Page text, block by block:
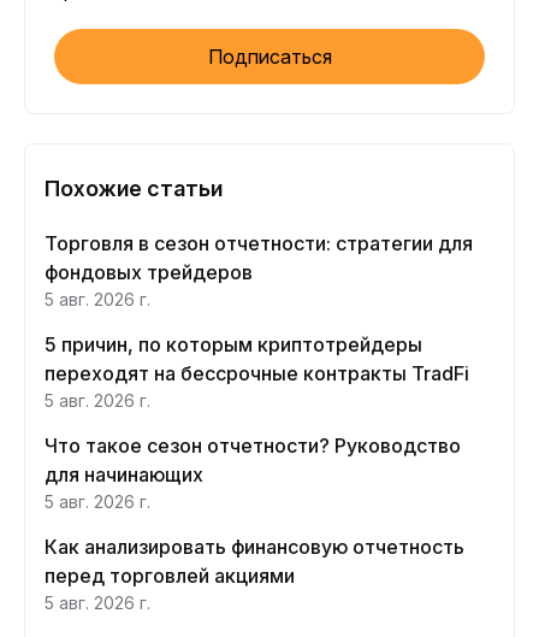
Подписаться
Похожие статьи
Торговля в сезон отчетности: стратегии для
фондовых трейдеров
5 авг. 2026 г.
5 причин, по которым криптотрейдеры
переходят на бессрочные контракты TradFi
5 авг. 2026 г.
Что такое сезон отчетности? Руководство
для начинающих
5 авг. 2026 г.
Как анализировать финансовую отчетность
перед торговлей акциями
5 авг. 2026 г.